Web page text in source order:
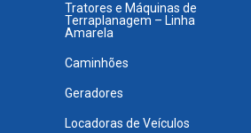
Tratores e Máquinas de
Terraplanagem – Linha
Amarela
Caminhões
Geradores
Locadoras de Veículos